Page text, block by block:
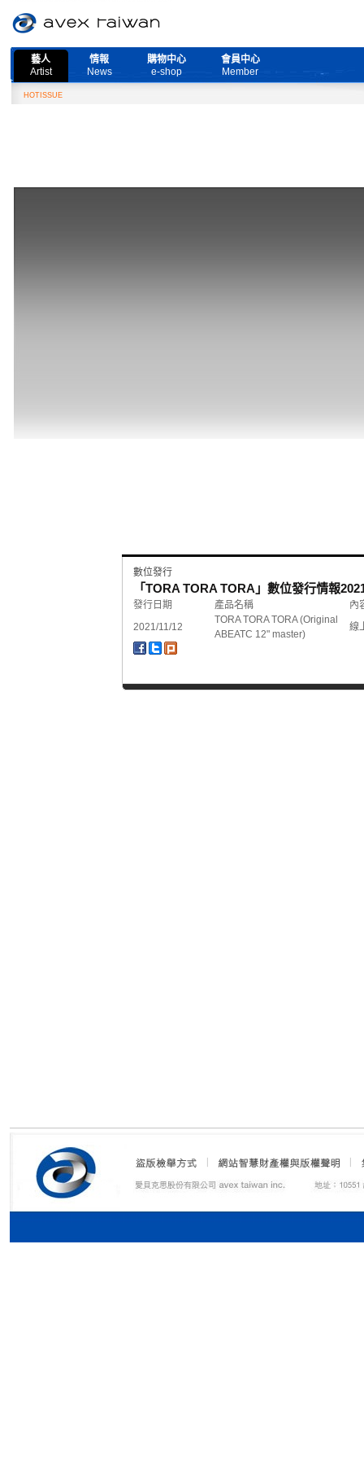
藝人
Artist
情報
News
購物中心
e-shop
會員中心
Member
HOTISSUE
公告
數位發行
「TORA TORA TORA」數位發行情報
發行日期 產品名稱
內
2021/11/12
TORA TORA TORA (Original
ABEATC 12" master)
線